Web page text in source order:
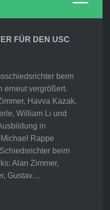
FÜR DEN USC
beim
erneut vergrößert.
Havva Kazak,
William Li und
in
Rappe
beim
Alan Zimmer,
Gustav…